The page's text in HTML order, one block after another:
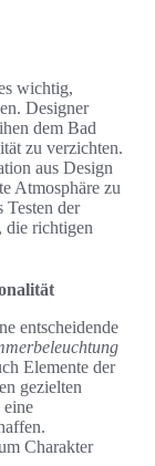
wichtig,
Designer
dem Bad
zu verzichten.
aus Design
Atmosphäre zu
Testen der
die richtigen
entscheidende
Elemente der
gezielten
eine
Charakter